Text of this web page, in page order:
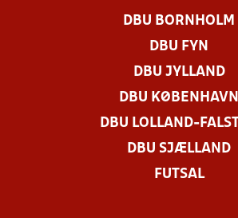
DBU BORNHOLM
DBU FYN
DBU JYLLAND
DBU KØBENHAVN
DBU LOLLAND-
DBU SJÆLLAND
FUTSAL